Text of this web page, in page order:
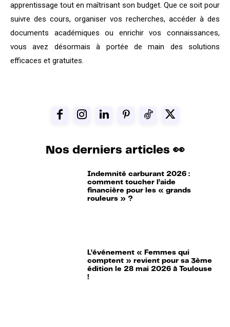
apprentissage tout en maîtrisant son budget. Que ce soit pour
suivre des cours, organiser vos recherches, accéder à des
documents académiques ou enrichir vos connaissances,
vous avez désormais à portée de main des solutions
efficaces et gratuites.
Nos derniers articles 👀
Indemnité carburant 2026 :
comment toucher l’aide
financière pour les « grands
rouleurs » ?
L’événement « Femmes qui
comptent » revient pour sa 3ème
édition le 28 mai 2026 à Toulouse
!